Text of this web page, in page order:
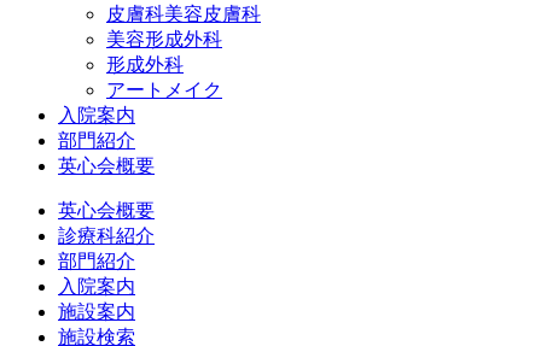
皮膚科美容皮膚科
美容形成外科
形成外科
アートメイク
入院案内
部門紹介
英心会概要
英心会概要
診療科紹介
部門紹介
入院案内
施設案内
施設検索